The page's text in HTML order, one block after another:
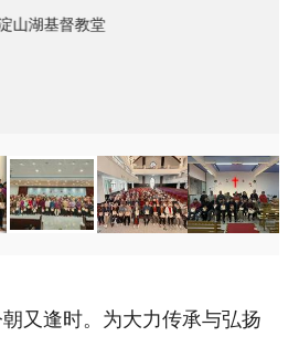
山湖基督教堂
又逢时。为大力传承与弘扬